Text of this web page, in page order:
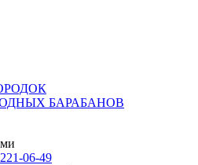
БАРАБАНОВ
06-49